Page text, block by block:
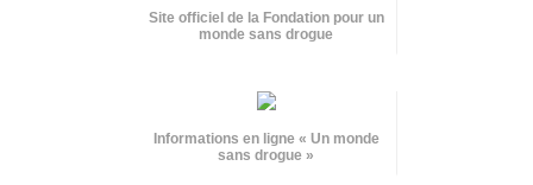
Site officiel de la Fondation pour un
monde sans drogue
Informations en ligne « Un monde
sans drogue »